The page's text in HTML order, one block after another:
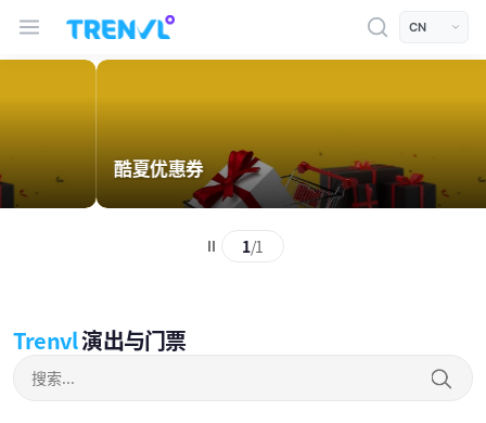
TRENVL Main Header Navigation 언어선택
Trenvl 演出与门票
Trenvl 演出与门票
酷夏优惠券
1/1
Trenvl演出与门票
搜索